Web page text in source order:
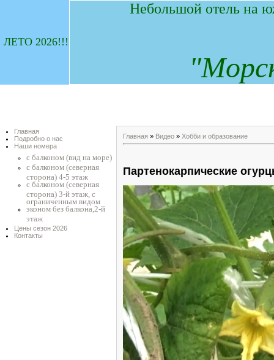
ЛЕТО 2026!!!
Небольшой отель на
"М
Главная
Подробно о нас
Наши номера
с балконом (вид на море)
с балконом (северная
сторона) 4-5 этаж
с балконом (северная
сторона) 3-й этаж, с
ограниченным видом
эконом без балкона,2-й
этаж
Цены сезон 2026
Контакты
Главная » Видео » Хобби и образование
Партенокарпические